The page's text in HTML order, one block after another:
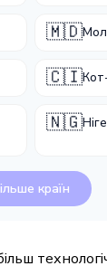
🇲🇩
🇨🇮
🇳🇬
країн